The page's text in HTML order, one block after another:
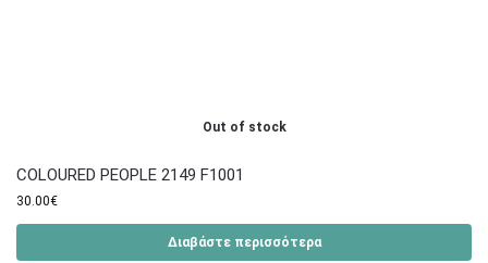
Out of stock
COLOURED PEOPLE 2149 F1001
30.00€
Διαβάστε περισσότερα